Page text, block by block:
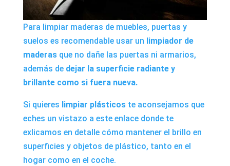
Para limpiar maderas de muebles, puertas y
suelos es recomendable usar un limpiador de
maderasque no dañe las puertas ni armarios,
además dedejar la superficie radiante y
brillante como si fuera nueva.
Si quieres limpiar plásticoste aconsejamos que
eches un vistazo a este enlace donde te
exlicamos en detalle cómo mantener el brillo en
superficies y objetos de plástico, tanto en el
hogar como en el coche.